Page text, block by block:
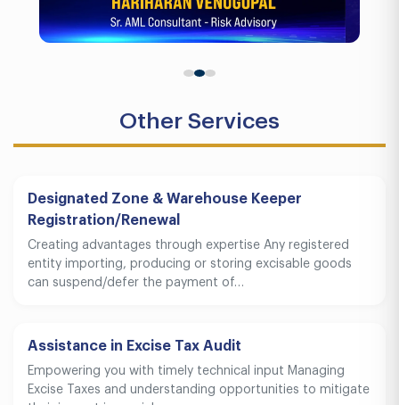
Other Services
Designated Zone & Warehouse Keeper
Registration/Renewal
Creating advantages through expertise Any registered
entity importing, producing or storing excisable goods
can suspend/defer the payment of…
Assistance in Excise Tax Audit
Empowering you with timely technical input Managing
Excise Taxes and understanding opportunities to mitigate